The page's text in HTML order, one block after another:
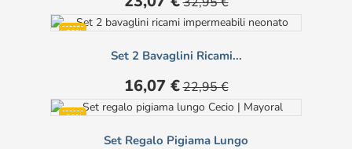
base
-30%
Set 2 Bavaglini Ricami...
Prezzo
16,07 € Prezzo
base
22,95 €
-30%
Set Regalo Pigiama Lungo